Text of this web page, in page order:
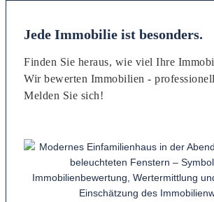
Jede Immobilie ist besonders.
Finden Sie heraus, wie viel Ihre
Wir bewerten Immobilien -
Melden Sie sich!